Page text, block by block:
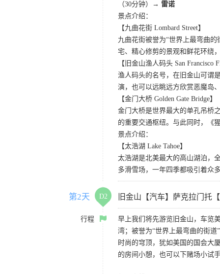
（30分钟）→ 雷诺
景点介绍：
【九曲花街 Lombard Street】
九曲花街被誉为“世界上最弯曲
宅、精心修剪的景观和鲜花环绕
【旧金山渔人码头 San Francisco
渔人码头的名号，在旧金山可谓
演，也可以远眺远方欣赏恶魔岛
【金门大桥 Golden Gate Bridge】
金门大桥是世界最大的单孔吊桥
的重要交通枢纽。与此同时，《
景点介绍：
【太浩湖 Lake Tahoe】
太浩湖是北美最大的高山湖泊，
多滑雪场，一年四季都吸引着众
第2天 D2 旧金山【汽车】萨克拉门托
行程
早上我们将先游览旧金山，车览
湾；被誉为“世界上最弯曲的街
时尚的穹顶，犹如美国的国会大
的房间小憩，也可以下赌场小试